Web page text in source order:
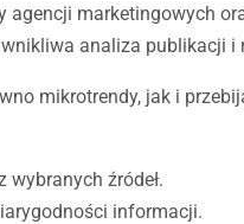
agencji marketingowych
analiza publikacji i
mikrotrendy, jak i
wybranych źródeł.
informacji.